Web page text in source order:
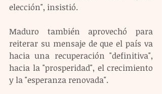
elección", insistió.
Maduro también aprovechó para
reiterar su mensaje de que el país va
hacia una recuperación "definitiva",
hacia la "prosperidad", el crecimiento
y la "esperanza renovada".